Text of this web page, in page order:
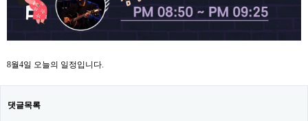
8월4일 오늘의 일정입니다.
댓글목록